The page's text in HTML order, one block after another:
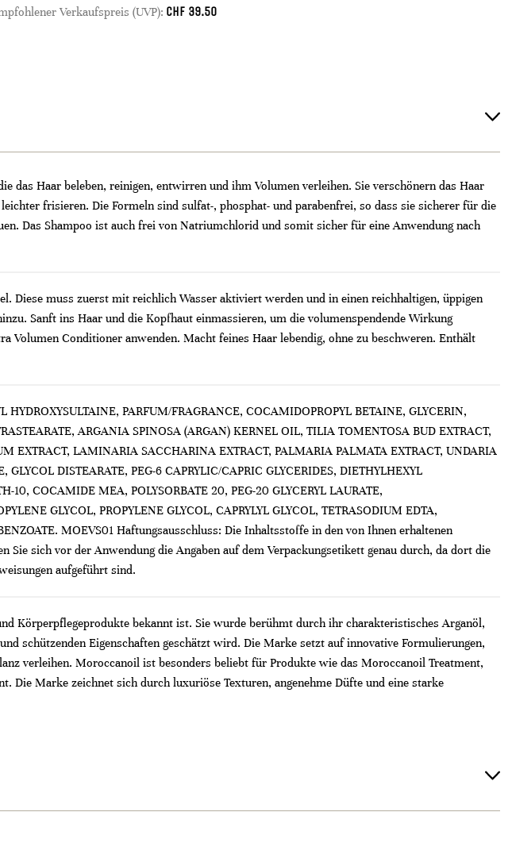
Verkaufspreis (UVP): CHF 39.50
das Haar beleben, reinigen, entwirren und ihm Volumen verleihen. Sie verschönern das Haar
frisieren. Die Formeln sind sulfat-, phosphat- und parabenfrei, so dass sie sicherer für die
Das Shampoo ist auch frei von Natriumchlorid und somit sicher für eine Anwendung nach
Diese muss zuerst mit reichlich Wasser aktiviert werden und in einen reichhaltigen, üppigen
Sanft ins Haar und die Kopfhaut einmassieren, um die volumenspendende Wirkung
Volumen Conditioner anwenden. Macht feines Haar lebendig, ohne zu beschweren. Enthält
PARFUM/FRAGRANCE, COCAMIDOPROPYL BETAINE, GLYCERIN,
ARGANIA SPINOSA (ARGAN) KERNEL OIL, TILIA TOMENTOSA BUD EXTRACT,
EXTRACT, LAMINARIA SACCHARINA EXTRACT, PALMARIA PALMATA EXTRACT, UNDARIA
DISTEARATE, PEG-6 CAPRYLIC/CAPRIC GLYCERIDES, DIETHYLHEXYL
10, COCAMIDE MEA, POLYSORBATE 20, PEG-20 GLYCERYL LAURATE,
GLYCOL, PROPYLENE GLYCOL, CAPRYLYL GLYCOL, TETRASODIUM EDTA,
MOEVS01 Haftungsausschluss: Die Inhaltsstoffe in den von Ihnen erhaltenen
Sie sich vor der Anwendung die Angaben auf dem Verpackungsetikett genau durch, da dort die
aufgeführt sind.
Körperpflegeprodukte bekannt ist. Sie wurde berühmt durch ihr charakteristisches Arganöl,
schützenden Eigenschaften geschätzt wird. Die Marke setzt auf innovative Formulierungen,
verleihen. Moroccanoil ist besonders beliebt für Produkte wie das Moroccanoil Treatment,
Die Marke zeichnet sich durch luxuriöse Texturen, angenehme Düfte und eine starke